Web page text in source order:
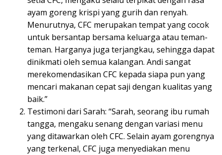
ayam goreng krispi yang gurih dan renyah.
Menurutnya, CFC merupakan tempat yang cocok
untuk bersantap bersama keluarga atau teman-
teman. Harganya juga terjangkau, sehingga dapat
dinikmati oleh semua kalangan. Andi sangat
merekomendasikan CFC kepada siapa pun yang
mencari makanan cepat saji dengan kualitas yang
baik.”
Testimoni dari Sarah: “Sarah, seorang ibu rumah
tangga, mengaku senang dengan variasi menu
yang ditawarkan oleh CFC. Selain ayam gorengnya
yang terkenal, CFC juga menyediakan menu